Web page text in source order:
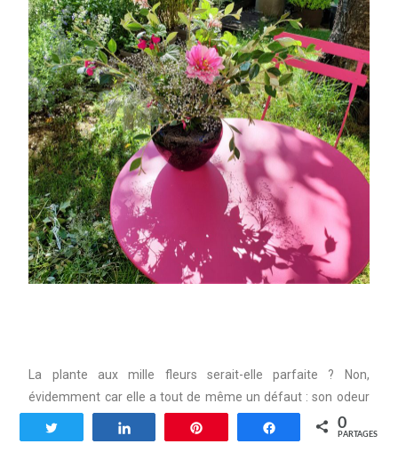
La plante aux mille fleurs serait-elle parfaite ? Non,
évidemment car elle a tout de même un défaut : son odeur
vraiment pas top. Malgré ce désagrément ( la parade:
réserver les gros bouquets pour la terrasse ) je suis fan,
Enregistrer Partagez 0
PARTAGES